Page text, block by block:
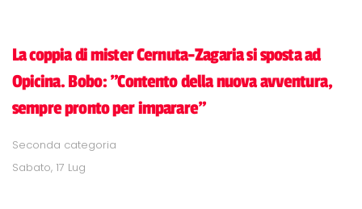
La coppia di mister Cernuta-Zagaria si sposta ad
Opicina. Bobo: "Contento della nuova avventura,
sempre pronto per imparare"
Seconda categoria
Sabato, 17 Lug